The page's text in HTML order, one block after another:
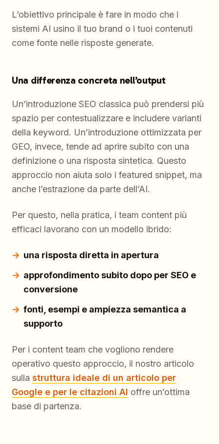
L’obiettivo principale è fare in modo che i
sistemi AI usino il tuo brand o i tuoi contenuti
come fonte nelle risposte generate.
Una differenza concreta nell’output
Un’introduzione SEO classica può prendersi più
spazio per contestualizzare e includere varianti
della keyword. Un’introduzione ottimizzata per
GEO, invece, tende ad aprire subito con una
definizione o una risposta sintetica. Questo
approccio non aiuta solo i featured snippet, ma
anche l’estrazione da parte dell’AI.
Per questo, nella pratica, i team content più
efficaci lavorano con un modello ibrido:
una risposta diretta in apertura
approfondimento subito dopo per SEO e
conversione
fonti, esempi e ampiezza semantica a
supporto
Per i content team che vogliono rendere
operativo questo approccio, il nostro articolo
sulla struttura ideale di un articolo per
Google e per le citazioni AI offre un’ottima
base di partenza.